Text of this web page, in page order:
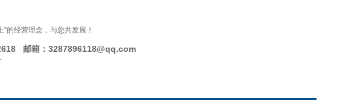
的经营理念，与您共发展！
邮箱：3287896118@qq.com